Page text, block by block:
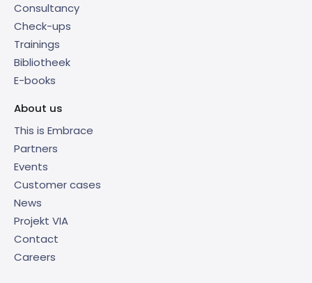
Consultancy
Check-ups
Trainings
Bibliotheek
E-books
About us
This is Embrace
Partners
Events
Customer cases
News
Projekt VIA
Contact
Careers